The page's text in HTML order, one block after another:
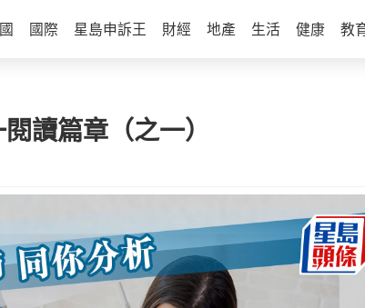
國際 星島申訴王 財經 地產 生活 健康 教
讀篇章（之一）